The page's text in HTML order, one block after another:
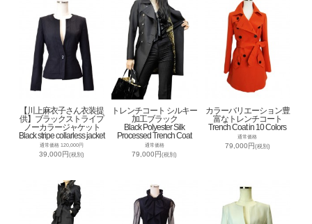
【川上麻衣子さん衣装提
供】ブラックストライプ
ノーカラージャケット
Black stripe collarless jacket
通常価格 120,000円
39,000円(税別)
トレンチコート シルキー
加工ブラック
Black Polyester Silk
Processed Trench Coat
通常価格
79,000円(税別)
カラーバリエーション豊
富なトレンチコート
Trench Coat in 10 Colors
通常価格
79,000円 (税別)